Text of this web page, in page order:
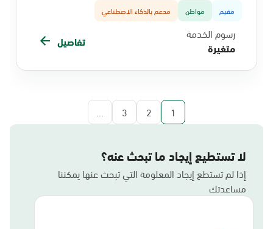
مقيم مواطن مدعم بالذكاء الاصطناعي
رسوم الخدمة
متغيرة
تفاصيل
1
2
3
...
لا تستطيع إيجاد ما تبحث عنه؟
إذا لم تستطع إيجاد المعلومة التي تبحث عنها يمكننا
مساعدتك